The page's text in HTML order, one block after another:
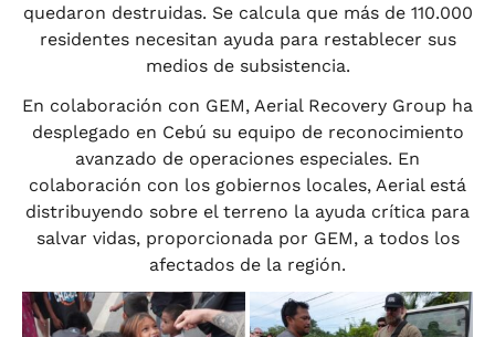
quedaron destruidas. Se calcula que más de 110.000
residentes necesitan ayuda para restablecer sus
medios de subsistencia.
En colaboración con GEM, Aerial Recovery Group ha
desplegado en Cebú su equipo de reconocimiento
avanzado de operaciones especiales. En
colaboración con los gobiernos locales, Aerial está
distribuyendo sobre el terreno la ayuda crítica para
salvar vidas, proporcionada por GEM, a todos los
afectados de la región.